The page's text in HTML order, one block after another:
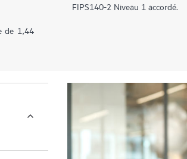
de 1,44
FIPS140-2 Niveau 1 accordé.